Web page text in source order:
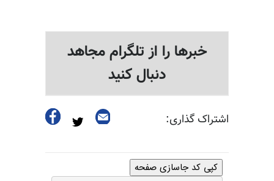
خبرها را از تلگرام مجاهد
دنبال کنید
اشتراک گذاری:
کپی کد جاسازی صفحه